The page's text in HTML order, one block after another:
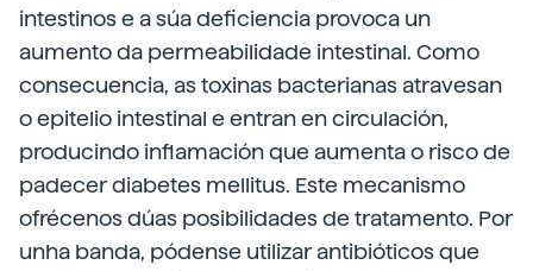
intestinos e a súa deficiencia provoca un
aumento da permeabilidade intestinal. Como
consecuencia, as toxinas bacterianas atravesan
o epitelio intestinal e entran en circulación,
producindo inflamación que aumenta o risco de
padecer diabetes mellitus. Este mecanismo
ofrécenos dúas posibilidades de tratamento. Por
unha banda, pódense utilizar antibióticos que